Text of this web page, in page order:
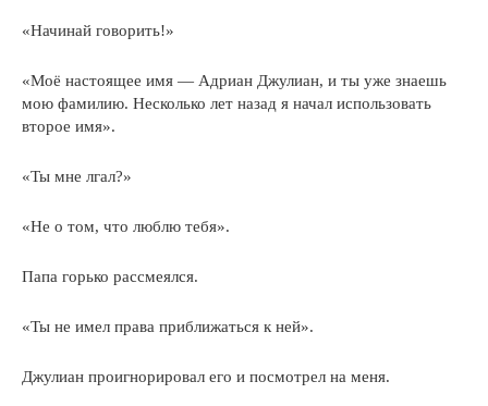
«Начинай говорить!»
«Моё настоящее имя — Адриан Джулиан, и ты уже знаешь
мою фамилию. Несколько лет назад я начал использовать
второе имя».
«Ты мне лгал?»
«Не о том, что люблю тебя».
Папа горько рассмеялся.
«Ты не имел права приближаться к ней».
Джулиан проигнорировал его и посмотрел на меня.